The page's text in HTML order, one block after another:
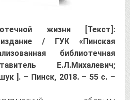
жизни [Текст]:
издание / ГУК «Пинская
библиотечная
Е.Л.Михалевич;
]. – Пинск, 2018. – 55 с. –